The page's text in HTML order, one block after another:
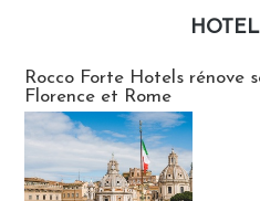
HOTEL
Rocco Forte Hotels rénove
Florence et Rome